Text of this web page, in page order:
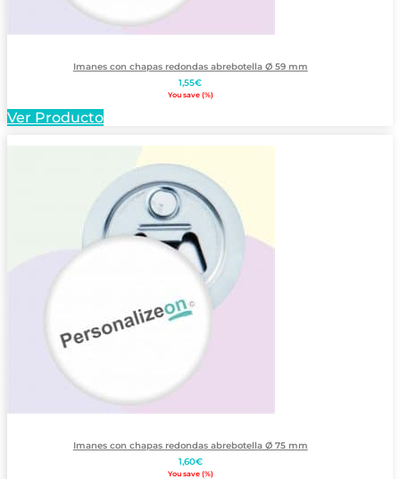
Imanes con chapas redondas abrebotella Ø 59 mm
1,55€
You save (%)
Ver Producto
Imanes con chapas redondas abrebotella Ø 75 mm
1,60€
You save (%)